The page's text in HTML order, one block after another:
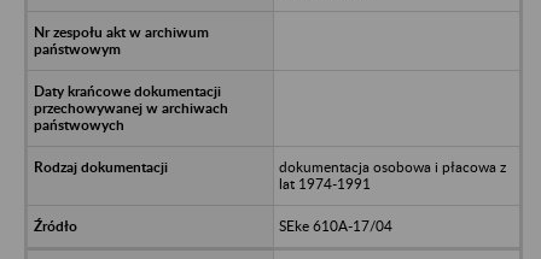
dokumentacja osobowa i płacowa z
lat 1974-1991
SEke 610A-17/04